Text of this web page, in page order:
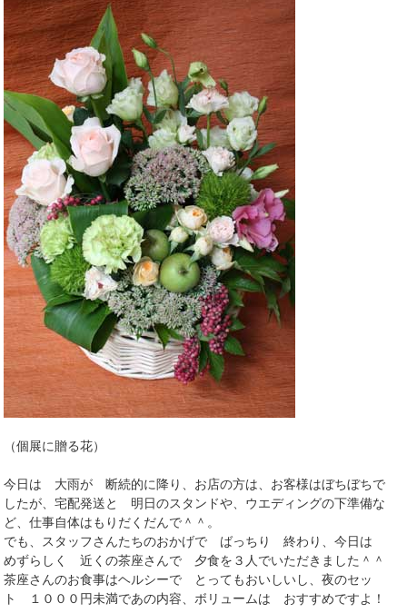
（個展に贈る花）
今日は 大雨が 断続的に降り、お店の方は、お客様はぼちぼちで
したが、宅配発送と 明日のスタンドや、ウエディングの下準備な
ど、仕事自体はもりだくだんで＾＾。
でも、スタッフさんたちのおかげで ばっちり 終わり、今日は
めずらしく 近くの茶座さんで 夕食を３人でいただきました＾＾
茶座さんのお食事はヘルシーで とってもおいしいし、夜のセッ
ト １０００円未満であの内容、ボリュームは おすすめですよ！